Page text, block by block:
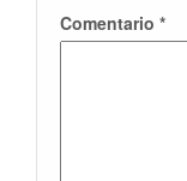
Comentario *